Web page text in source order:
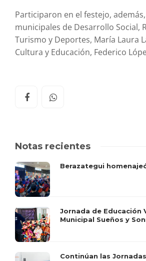
Participaron en el festejo,
municipales de Desarrollo Social,
Turismo y Deportes, María Laura
Cultura y Educación, Federico
Notas recientes
Berazategui
Jornada de Educación
Municipal Sueños y
Continúan las